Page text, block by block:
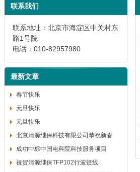
联系我们
联系地址：北京市海淀区中关村东
路1号院
电话：010-82957980
最新文章
春节快乐
元旦快乐
元旦快乐
北京清源继保科技有限公司恭祝新春
成功中标中国电科院科技服务项目
祝贺清源继保TFP102行波馈线